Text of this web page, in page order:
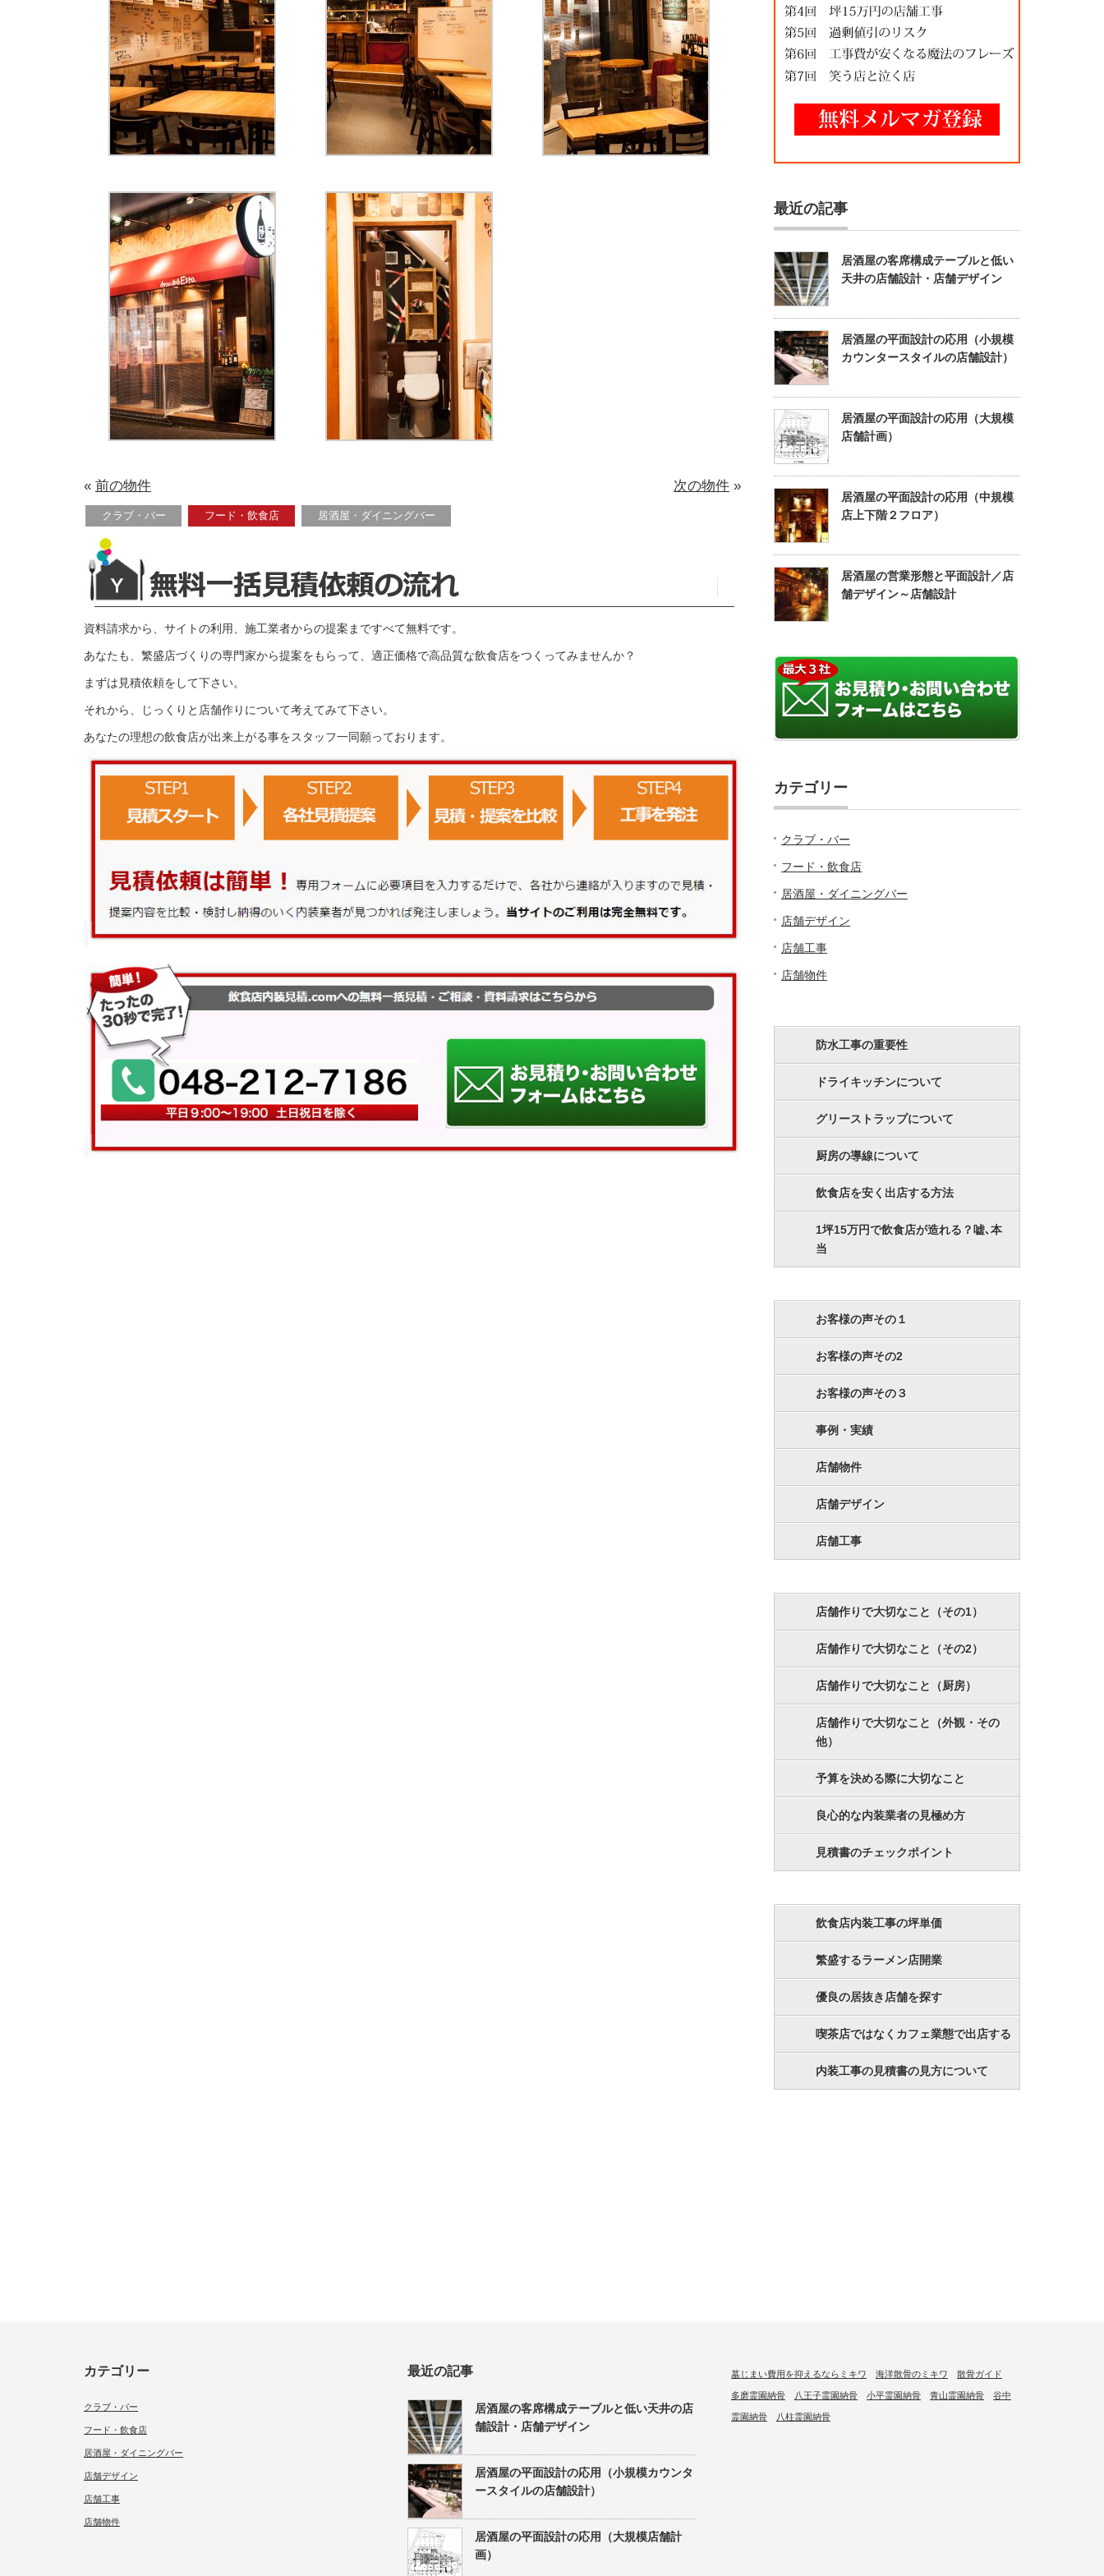
« 前の物件 次の物件 »
クラブ・バー フード・飲食店 居酒屋・ダイニングバー
資料請求から、サイトの利用、施工業者からの提案まですべて無料です。
あなたも、繁盛店づくりの専門家から提案をもらって、適正価格で高品質な飲食店をつくってみませんか？
まずは見積依頼をして下さい。
それから、じっくりと店舗作りについて考えてみて下さい。
あなたの理想の飲食店が出来上がる事をスタッフ一同願っております。
最近の記事
居酒屋の客席構成テーブルと低い
天井の店舗設計・店舗デザイン
居酒屋の平面設計の応用（小規模
カウンタースタイルの店舗設計）
居酒屋の平面設計の応用（大規模
店舗計画）
居酒屋の平面設計の応用（中規模
店上下階２フロア）
居酒屋の営業形態と平面設計／店
舗デザイン～店舗設計
カテゴリー
クラブ・バー
フード・飲食店
居酒屋・ダイニングバー
店舗デザイン
店舗工事
店舗物件
防水工事の重要性
ドライキッチンについて
グリーストラップについて
厨房の導線について
飲食店を安く出店する方法
1坪15万円で飲食店が造れる？嘘､本
当
お客様の声その１
お客様の声その2
お客様の声その３
事例・実績
店舗物件
店舗デザイン
店舗工事
店舗作りで大切なこと（その1）
店舗作りで大切なこと（その2）
店舗作りで大切なこと（厨房）
店舗作りで大切なこと（外観・その
他）
予算を決める際に大切なこと
良心的な内装業者の見極め方
見積書のチェックポイント
飲食店内装工事の坪単価
繁盛するラーメン店開業
優良の居抜き店舗を探す
喫茶店ではなくカフェ業態で出店する
内装工事の見積書の見方について
カテゴリー
クラブ・バー
フード・飲食店
居酒屋・ダイニングバー
店舗デザイン
店舗工事
店舗物件
最近の記事
居酒屋の客席構成テーブルと低い天井の店
舗設計・店舗デザイン
居酒屋の平面設計の応用（小規模カウンタ
ースタイルの店舗設計）
居酒屋の平面設計の応用（大規模店舗計
画）
墓じまい費用を抑えるならミキワ 海洋散骨のミキワ 散骨ガイド
多磨霊園納骨 八王子霊園納骨 小平霊園納骨 青山霊園納骨 谷中
霊園納骨 八柱霊園納骨